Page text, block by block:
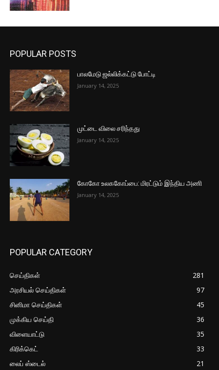
POPULAR POSTS
பாலமேடு ஜல்லிக்கட்டு போட்டி
January 14, 2025
முட்டை விலை சரிந்தது
January 14, 2025
கோகோ உலககோப்பை: மிரட்டும் இந்திய அணி
January 14, 2025
POPULAR CATEGORY
செய்திகள்
281
அரசியல் செய்திகள்
97
சினிமா செய்திகள்
45
முக்கிய செய்தி
36
விளையாட்டு
35
கிரிக்கெட்
33
லைப் ஸ்டைல்
21